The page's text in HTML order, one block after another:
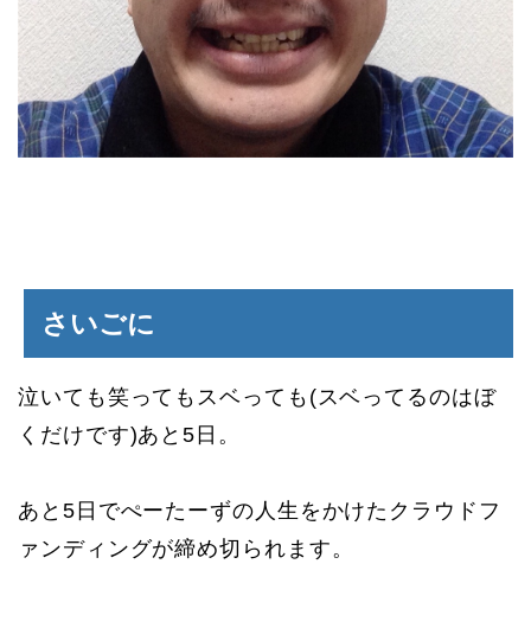
さいごに
泣いても笑ってもスベっても(スベってるのはぼ
くだけです)あと5日。
あと5日でぺーたーずの人生をかけたクラウドフ
ァンディングが締め切られます。